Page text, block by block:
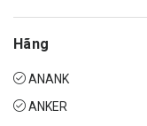
Hãng
ANANK
ANKER